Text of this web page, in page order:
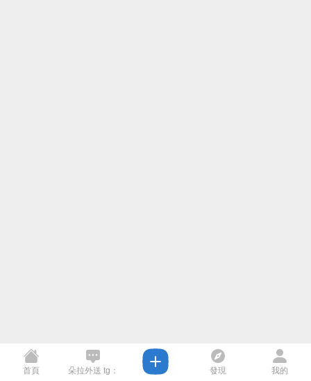
首頁 朵拉外送 tg： 發現 我的